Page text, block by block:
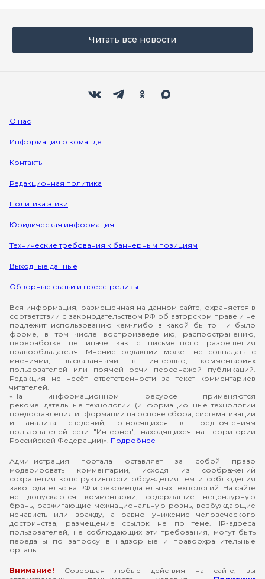
Читать все новости
О нас
Информация о команде
Контакты
Редакционная политика
Политика этики
Юридическая информация
Технические требования к баннерным позициям
Выходные данные
Обзорные статьи и пресс-релизы
Вся информация, размещенная на данном сайте, охраняется в
соответствии с законодательством РФ об авторском праве и не
подлежит использованию кем-либо в какой бы то ни было
форме, в том числе воспроизведению, распространению,
переработке не иначе как с письменного разрешения
правообладателя. Мнение редакции может не совпадать с
мнениями, высказанными в интервью, комментариях
пользователей или прямой речи персонажей публикаций.
Редакция не несёт ответственности за текст комментариев
читателей.
«На информационном ресурсе применяются
рекомендательные технологии (информационные технологии
предоставления информации на основе сбора, систематизации
и анализа сведений, относящихся к предпочтениям
пользователей сети "Интернет", находящихся на территории
Российской Федерации)». Подробнее
Администрация портала оставляет за собой право
модерировать комментарии, исходя из соображений
сохранения конструктивности обсуждения тем и соблюдения
законодательства РФ и рекомендательных технологий. На сайте
не допускаются комментарии, содержащие нецензурную
брань, разжигающие межнациональную рознь, возбуждающие
ненависть или вражду, а равно унижение человеческого
достоинства, размещение ссылок не по теме. IP-адреса
пользователей, не соблюдающих эти требования, могут быть
переданы по запросу в надзорные и правоохранительные
органы.
Внимание! Совершая любые действия на сайте, вы